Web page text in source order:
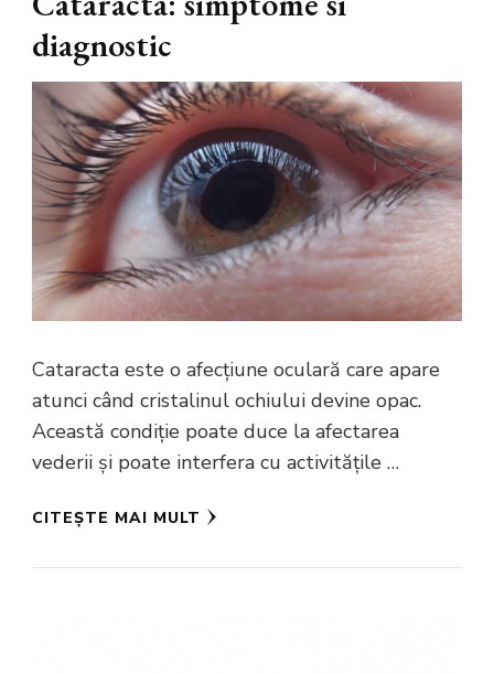
diagnostic
Cataracta este o afecțiune oculară care apare
atunci când cristalinul ochiului devine opac.
Această condiție poate duce la afectarea
vederii și poate interfera cu activitățile …
CITEȘTE MAI MULT